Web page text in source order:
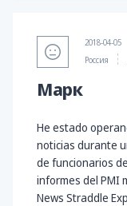
2018-04-05
Россия
Марк
He estado
noticias durante
de funcionarios
informes del PMI
News Straddle